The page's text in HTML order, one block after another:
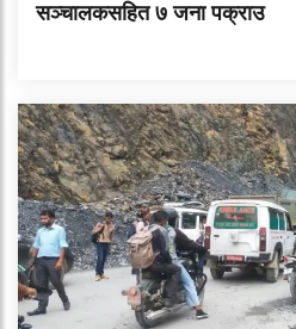
सञ्चालकसहित ७ जना पक्राउ